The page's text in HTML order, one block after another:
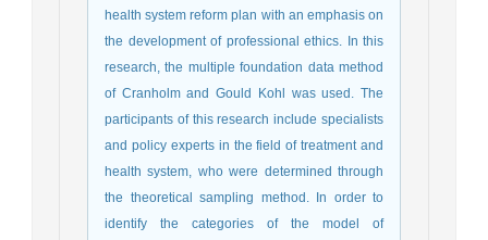
health system reform plan with an emphasis on
the development of professional ethics. In this
research, the multiple foundation data method
of Cranholm and Gould Kohl was used. The
participants of this research include specialists
and policy experts in the field of treatment and
health system, who were determined through
the theoretical sampling method. In order to
identify the categories of the model of